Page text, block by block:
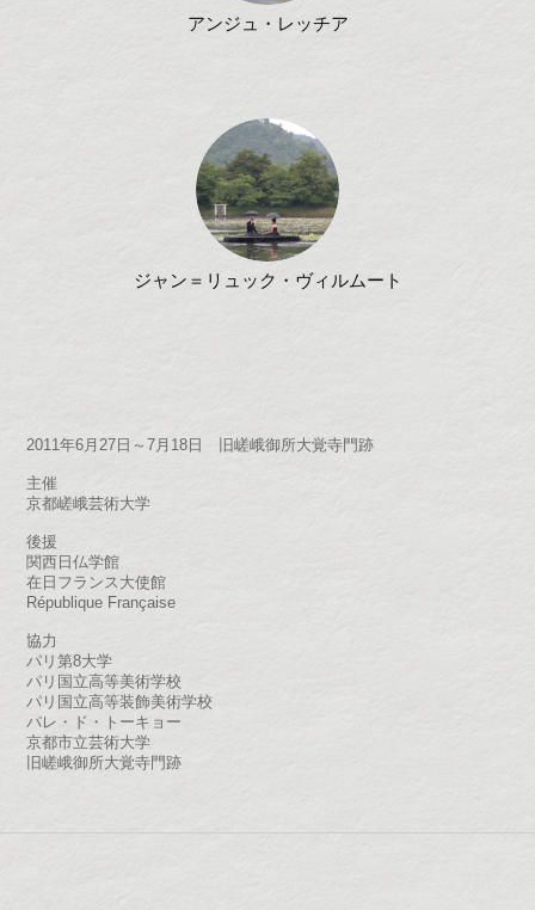
アンジュ・レッチア
ジャン＝リュック・ヴィルムート
2011年6月27日～7月18日 旧嵯峨御所大覚寺門跡
主催
京都嵯峨芸術大学
後援
関西日仏学館
在日フランス大使館
République Française
協力
パリ第8大学
パリ国立高等美術学校
パリ国立高等装飾美術学校
パレ・ド・トーキョー
京都市立芸術大学
旧嵯峨御所大覚寺門跡